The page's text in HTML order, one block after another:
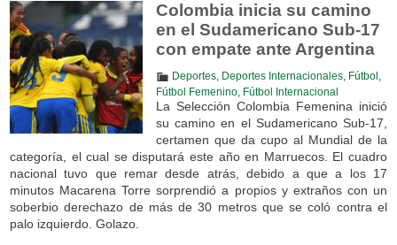
Colombia inicia su camino
en el Sudamericano Sub-17
con empate ante Argentina
Deportes, Deportes Internacionales, Fútbol ,
Fútbol Femenino, Fútbol Internacional
La Selección Colombia Femenina inició
su camino en el Sudamericano Sub-17,
certamen que da cupo al Mundial de la
categoría, el cual se disputará este año en Marruecos. El cuadro
nacional tuvo que remar desde atrás, debido a que a los 17
minutos Macarena Torre sorprendió a propios y extraños con un
soberbio derechazo de más de 30 metros que se coló contra el
palo izquierdo. Golazo.